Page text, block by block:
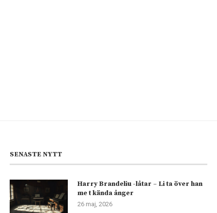
SENASTE NYTT
Harry Brandeliu -låtar – Li ta över han
me t kända ånger
26 maj, 2026